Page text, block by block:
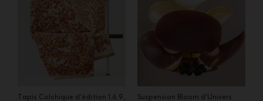
Tapis Colchique d'édition 1.6.9,
Suspension Bloom d'Univers